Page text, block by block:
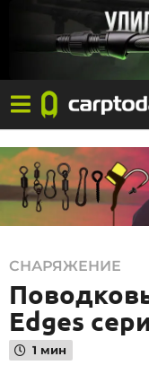
1
8
.
0
5
СНАРЯЖЕНИЕ
Edges
1 мин